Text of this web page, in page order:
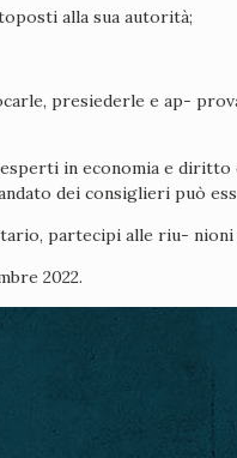
alla sua autorità;
presiederle e ap-
esperti in economia e
dei consiglieri può
partecipi alle riu-
2022.